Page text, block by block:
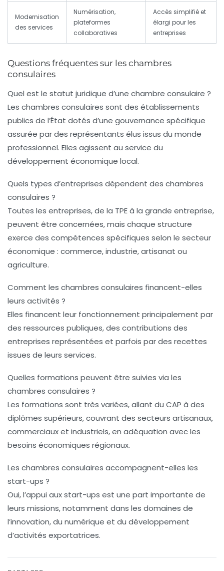
Modernisation
des services
Numérisation,
plateformes
collaboratives
Accès simplifié et
élargi pour les
entreprises
Questions fréquentes sur les chambres
consulaires
Quel est le statut juridique d’une chambre consulaire ?
Les chambres consulaires sont des établissements
publics de l’État dotés d’une gouvernance spécifique
assurée par des représentants élus issus du monde
professionnel. Elles agissent au service du
développement économique local.
Quels types d’entreprises dépendent des chambres
consulaires ?
Toutes les entreprises, de la TPE à la grande entreprise,
peuvent être concernées, mais chaque structure
exerce des compétences spécifiques selon le secteur
économique : commerce, industrie, artisanat ou
agriculture.
Comment les chambres consulaires financent-elles
leurs activités ?
Elles financent leur fonctionnement principalement par
des ressources publiques, des contributions des
entreprises représentées et parfois par des recettes
issues de leurs services.
Quelles formations peuvent être suivies via les
chambres consulaires ?
Les formations sont très variées, allant du CAP à des
diplômes supérieurs, couvrant des secteurs artisanaux,
commerciaux et industriels, en adéquation avec les
besoins économiques régionaux.
Les chambres consulaires accompagnent-elles les
start-ups ?
Oui, l’appui aux start-ups est une part importante de
leurs missions, notamment dans les domaines de
l’innovation, du numérique et du développement
d’activités exportatrices.